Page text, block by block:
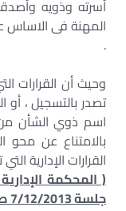
أسرته وذويه
المهنة فى الاساس
.
وحيث أن القرارات
تصدر بالتسجيل ،
اسم ذوي الشأن من
بالامتناع عن
القرارات الإدارية
جلسة 7/12/2013 صفحة 1174)